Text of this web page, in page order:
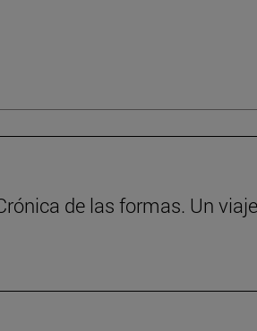
de las formas. Un